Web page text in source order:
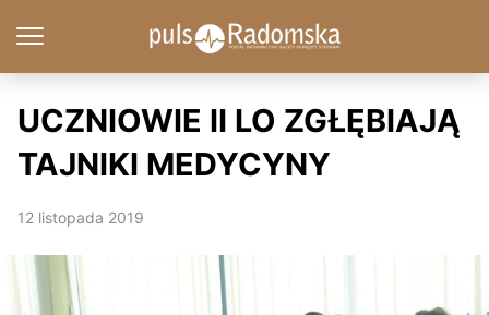
UCZNIOWIE II LO ZGŁĘBIAJĄ
TAJNIKI MEDYCYNY
12 listopada 2019